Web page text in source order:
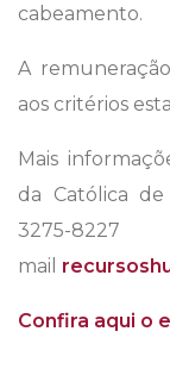
cabeamento.
A
aos critérios
Mais
da Católica
3275-
mail
Confira aqui o